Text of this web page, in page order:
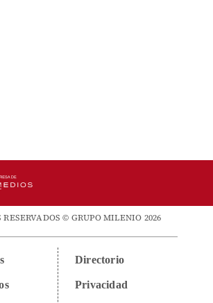
RESERVADOS © GRUPO MILENIO 2026
Directorio
Privacidad